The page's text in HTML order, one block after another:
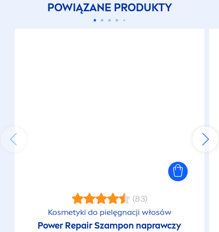
POWIĄZANE PRODUKTY
(83)
Kosmetyki do pielęgnacji włosów
Power RepairSzampon naprawczy